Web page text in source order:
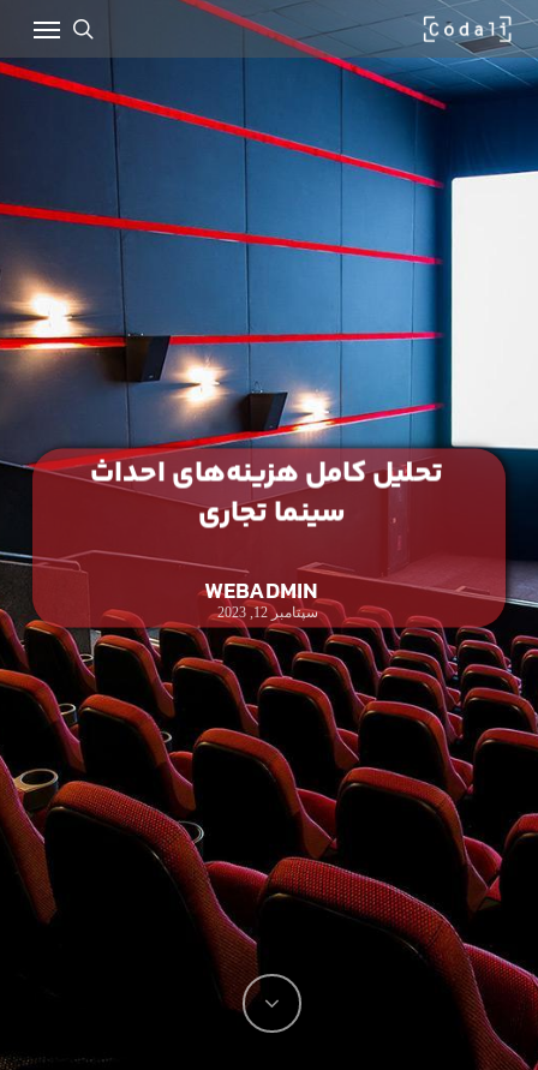
Skip
to
main
content
search
Menu
تحلیل کامل هزینه‌های احداث
سینما تجاری
WEBADMIN
سپتامبر 12, 2023